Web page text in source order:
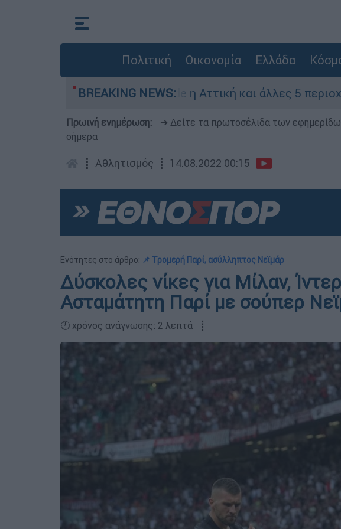
Πολιτική Οικονομία Ελλάδα
BREAKING NEWS:
κατάσταση Red Code η Αττική και άλλες 5 περιοχές
Πρωινή ενημέρωση: ➔ Δείτε τα πρωτοσέλιδα των
σήμερα
┋ Αθλητισμός ┋ 14.08.2022 00:15
Ενότητες στο άρθρο: 📌 Τρομερή Παρί, ασύλληπτος Νεϊμάρ
Δύσκολες νίκες για Μίλαν,
Ασταμάτητη Παρί με σούπερ
🕛 χρόνος ανάγνωσης: 2 λεπτά ┋